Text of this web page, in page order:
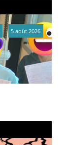
5 août 2026